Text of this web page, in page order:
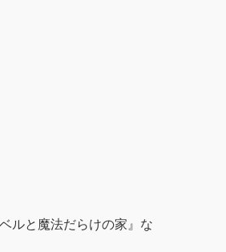
ルと魔法だらけの家』な